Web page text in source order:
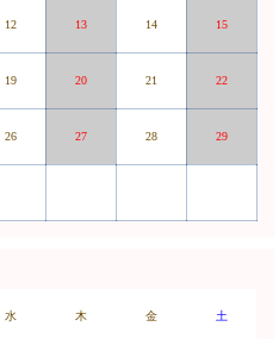
12 13 14 15
19 20 21 22
26 27 28 29
水 木 金 土